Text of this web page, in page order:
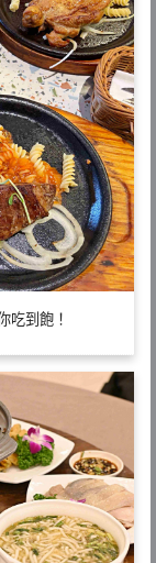
吃到飽！